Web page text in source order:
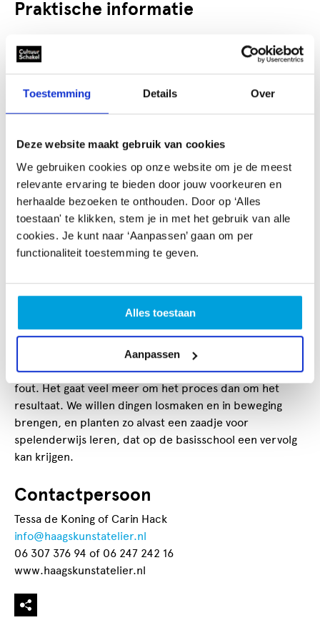
Toestemming Details Over
Deze website maakt gebruik van cookies
We gebruiken cookies op onze website om je de meest
relevante ervaring te bieden door jouw voorkeuren en
herhaalde bezoeken te onthouden. Door op ‘Alles
toestaan' te klikken, stem je in met het gebruik van alle
cookies. Je kunt naar ‘Aanpassen’ gaan om per
functionaliteit toestemming te geven.
Alles toestaan
Aanpassen
Praktische informatie
per voorstelling). 2 of 3 voorstellingen per dag
mogelijk/wenselijk
Kosten voorbereidende les: €80 per groep
2 groepen per voorstelling (maximaal 30 peuters)
Aantal keer dat we langskomen op de groep: 1 keer
voor de voorstelling en optioneel 1 keer voor een
voorbereidende le
Meerwaarde voor peuters,
pedagogisch medewerkers en
ouders
vormgeven, is bij peuters nog zo vanzelfsprekend. Onze
aanpak haakt daarop in. Leren mag een avontuur zijn
voor kindjes, ouders en pedagogisch medewerkers. Als
het gaat om kunstzinnig bezig zijn, is er geen goed of
fout. Het gaat veel meer om het proces dan om het
resultaat. We willen dingen losmaken en in beweging
brengen, en planten zo alvast een zaadje voor
spelenderwijs leren, dat op de basisschool een vervolg
kan krijgen.
Contactpersoon
Tessa de Koning of Carin Hack
info@haagskunstatelier.nl
06 307 376 94 of 06 247 242 16
www.haagskunstatelier.nl